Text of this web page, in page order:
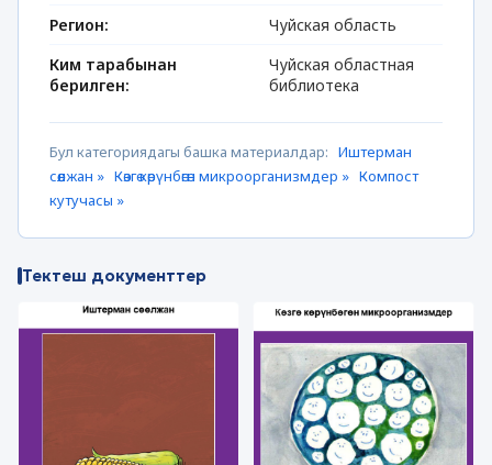
Регион:
Чуйская область
Ким тарабынан
берилген:
Чуйская областная
библиотека
Бул категориядагы башка материалдар: Иштерман
сөөлжан » Көзгө көрүнбөгөн микроорганизмдер » Компост
кутучасы »
Тектеш документтер